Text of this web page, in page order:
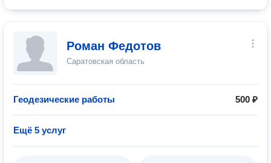
Роман Федотов
Саратовская область
Геодезические работы 500 ₽
Ещё 5 услуг